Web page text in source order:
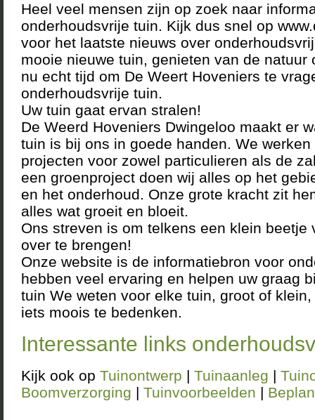
Heel veel mensen zijn op zoek naar
onderhoudsvrije tuin. Kijk dus snel op
voor het laatste nieuws over
mooie nieuwe tuin, genieten van de natuur
nu echt tijd om De Weert Hoveniers te
onderhoudsvrije tuin.
Uw tuin gaat ervan stralen!
De Weerd Hoveniers Dwingeloo maakt er
tuin is bij ons in goede handen. We
projecten voor zowel particulieren als de
een groenproject doen wij alles op het
en het onderhoud. Onze grote kracht zit
alles wat groeit en bloeit.
Ons streven is om telkens een klein beetje
over te brengen!
Onze website is de informatiebron voor
hebben veel ervaring en helpen uw graag
tuin We weten voor elke tuin, groot of
iets moois te bedenken.
Interessante links
Kijk ook op Tuinontwerp | Tuinaanleg |
Boomverzorging | Tuinvoorbeelden |